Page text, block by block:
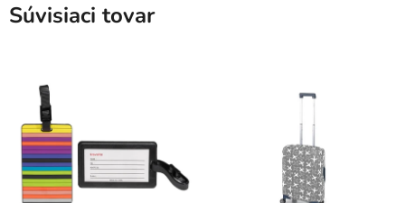
Súvisiaci tovar